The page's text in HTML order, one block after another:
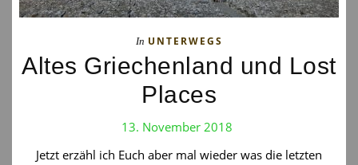
In UNTERWEGS
Altes Griechenland und Lost
Places
13. November 2018
Jetzt erzähl ich Euch aber mal wieder was die letzten